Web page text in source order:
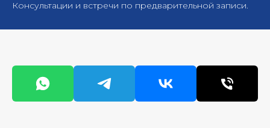
Консультации и встречи по предварительной записи.